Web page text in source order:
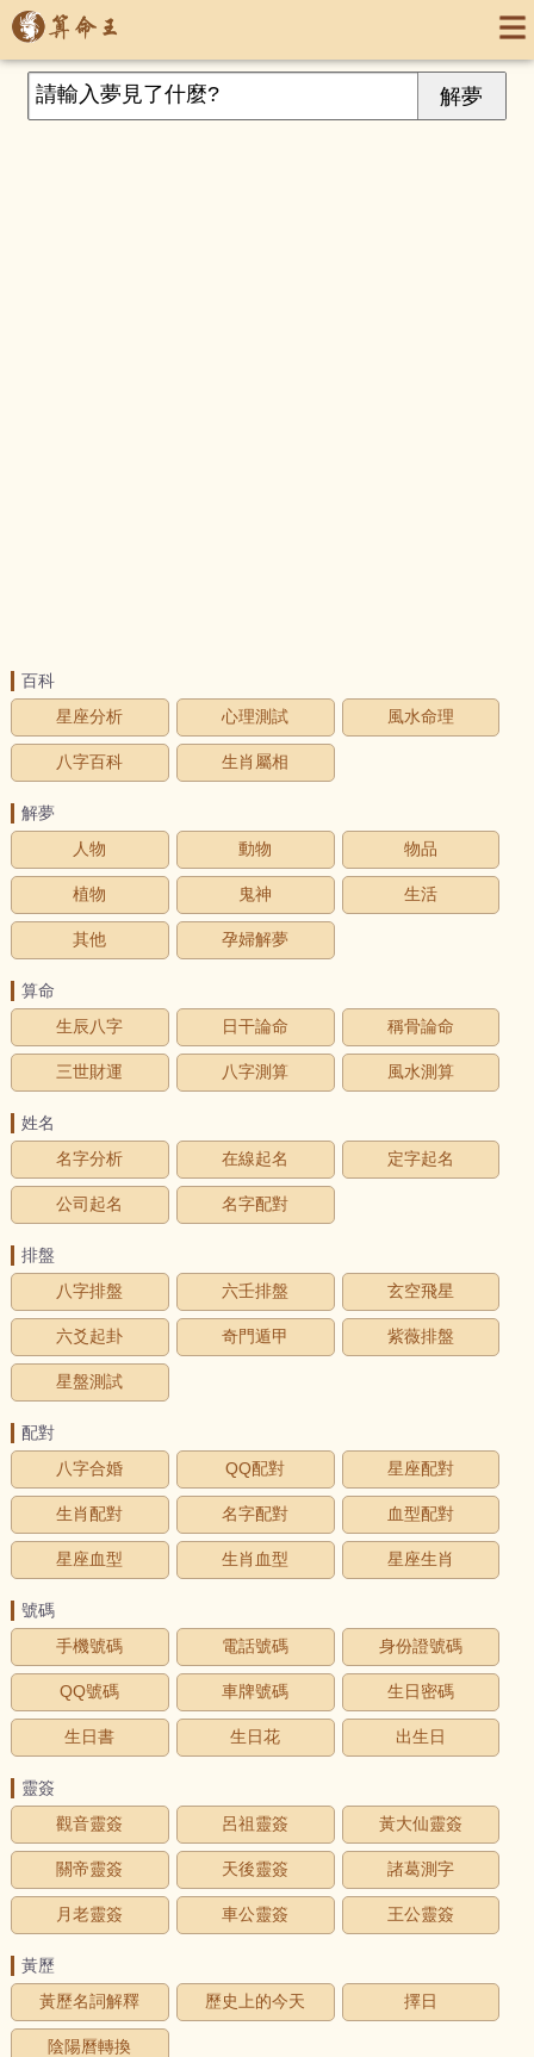
百科
星座分析
心理測試 風水命理
八字百科 生肖屬相
解夢
人物
動物 物品
植物 鬼神 生活
其他 孕婦解夢
算命
生辰八字
日干論命 稱骨論命
三世財運 八字測算 風水測算
姓名
名字分析
在線起名 定字起名
公司起名 名字配對
排盤
八字排盤
六壬排盤 玄空飛星
六爻起卦 奇門遁甲 紫薇排盤
星盤測試
配對
八字合婚
QQ配對 星座配對
生肖配對 名字配對 血型配對
星座血型 生肖血型 星座生肖
號碼
手機號碼
電話號碼 身份證號碼
QQ號碼 車牌號碼 生日密碼
生日書 生日花 出生日
靈簽
觀音靈簽
呂祖靈簽 黃大仙靈簽
關帝靈簽 天後靈簽 諸葛測字
月老靈簽 車公靈簽 王公靈簽
黃歷
黃歷名詞解釋
歷史上的今天 擇日
陰陽曆轉換